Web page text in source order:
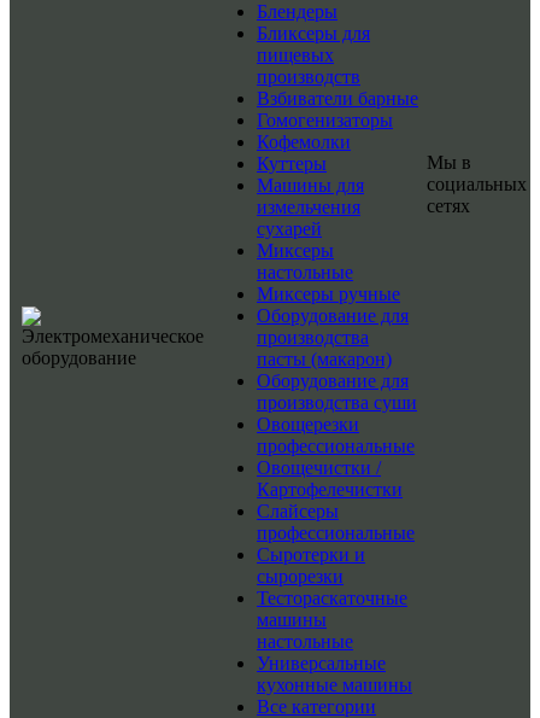
Блендеры
Бликсеры для
пищевых
производств
Взбиватели барные
Гомогенизаторы
Кофемолки
Куттеры
Машины для
измельчения
сухарей
Миксеры
настольные
Миксеры ручные
Оборудование для
производства
пасты (макарон)
Оборудование для
производства суши
Овощерезки
профессиональные
Овощечистки /
Картофелечистки
Слайсеры
профессиональные
Сыротерки и
сырорезки
Тестораскаточные
машины
настольные
Универсальные
кухонные машины
Все категории
Мы в
социальных
сетях